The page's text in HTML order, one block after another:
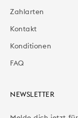
Zahlarten
Kontakt
Konditionen
FAQ
NEWSLETTER